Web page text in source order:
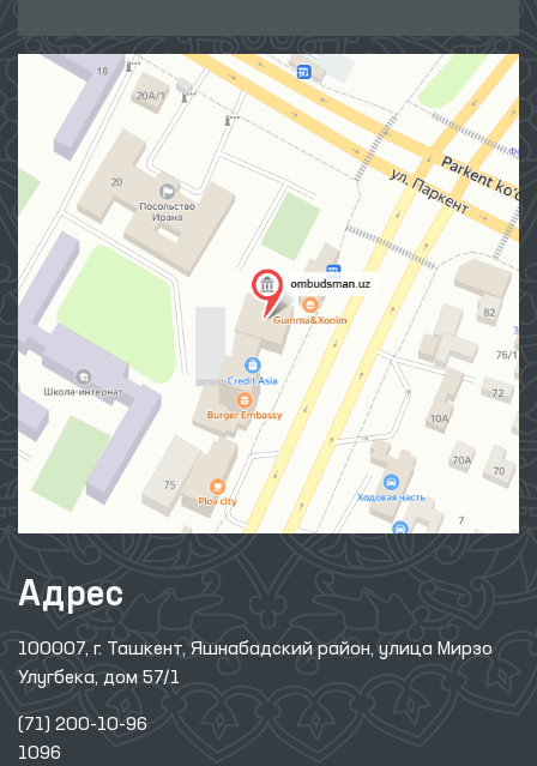
Адрес
100007, г. Ташкент, Яшнабадский район, улица Мирзо
Улугбека, дом 57/1
(71) 200-10-96
1096